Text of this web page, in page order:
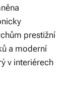
prestižní
a moderní
v interiérech